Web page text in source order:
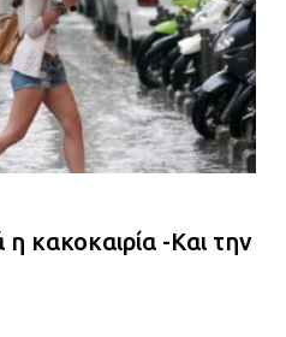
κακοκαιρία -Και την